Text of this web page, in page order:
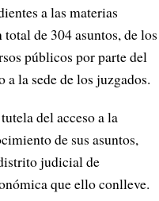
a las materias
de 304 asuntos, de los
públicos por parte del
la sede de los juzgados.
del acceso a la
de sus asuntos,
judicial de
que ello conlleve.